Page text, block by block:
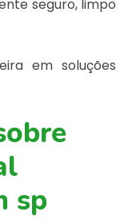
seguro, limpo
em soluções
sp